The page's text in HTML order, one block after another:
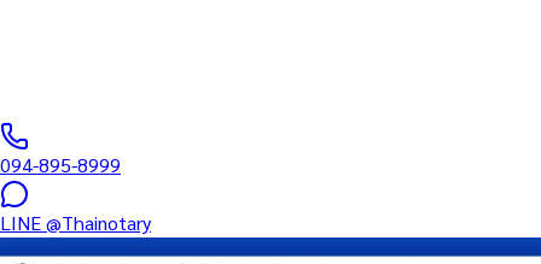
094-895-8999
LINE@Thainotary